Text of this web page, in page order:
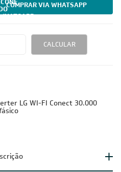
COMPRAR VIA WHATSAPP
CALCULAR
LG WI-FI Conect 30.000